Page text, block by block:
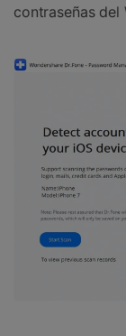
contraseñas del